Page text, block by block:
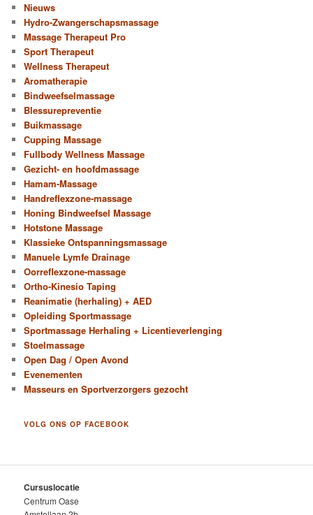
Nieuws
Hydro-Zwangerschapsmassage
Massage Therapeut Pro
Sport Therapeut
Wellness Therapeut
Aromatherapie
Bindweefselmassage
Blessurepreventie
Buikmassage
Cupping Massage
Fullbody Wellness Massage
Gezicht- en hoofdmassage
Hamam-Massage
Handreflexzone-massage
Honing Bindweefsel Massage
Hotstone Massage
Klassieke Ontspanningsmassage
Manuele Lymfe Drainage
Oorreflexzone-massage
Ortho-Kinesio Taping
Reanimatie (herhaling) + AED
Opleiding Sportmassage
Sportmassage Herhaling + Licentieverlenging
Stoelmassage
Open Dag / Open Avond
Evenementen
Masseurs en Sportverzorgers gezocht
VOLG ONS OP FACEBOOK
Cursuslocatie
Centrum Oase